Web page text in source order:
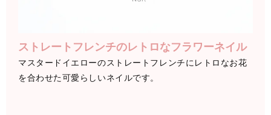
ストレートフレンチのレトロなフラワーネイル
マスタードイエローのストレートフレンチにレトロなお花
を合わせた可愛らしいネイルです。